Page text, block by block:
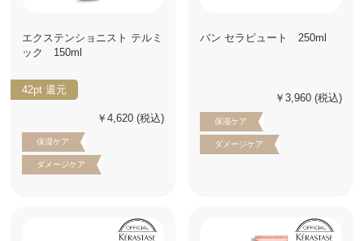
エクステンショニスト テルミ
ック 150ml
42pt 還元
￥4,620 (税込)
保湿ケア
ダメージケア
バン セラピュート 250ml
￥3,960 (税込)
保湿ケア
ダメージケア